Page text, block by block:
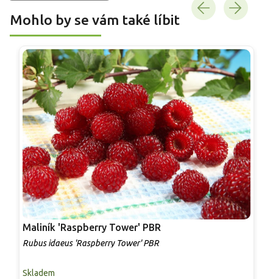
Mohlo by se vám také líbit
Maliník 'Raspberry Tower' PBR
Rubus idaeus 'Raspberry Tower' PBR
Skladem